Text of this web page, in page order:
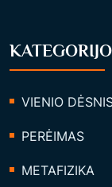
VIENIO
PERĖIMAS
METAFIZIKA